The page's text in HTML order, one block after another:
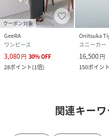
クーポン対象
GeeRA
ワンピース
3,080円 30%OFF
28ポイント(1倍)
Onitsuka
スニーカー
16,500円
150ポイント
関連キー